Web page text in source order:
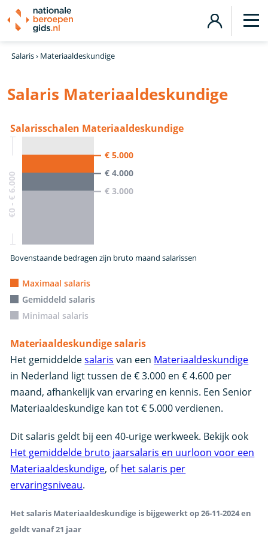
Salaris› Materiaaldeskundige
Salaris Materiaaldeskundige
Salarisschalen Materiaaldeskundige
€0 - € 6.000
€ 5.000
€ 4.000
€ 3.000
Bovenstaande bedragen zijn bruto maand salarissen
Maximaal salaris
Gemiddeld salaris
Minimaal salaris
Materiaaldeskundige salaris
Het gemiddeldesalaris van een Materiaaldeskundige
in Nederland ligt tussen de € 3.000 en € 4.600 per
maand, afhankelijk van ervaring en kennis. Een Senior
Materiaaldeskundige kan tot € 5.000 verdienen.
Dit salaris geldt bij een 40-urige werkweek. Bekijk ook
Het gemiddelde bruto jaarsalaris en uurloon voor een
Materiaaldeskundige, ofhet salaris per
ervaringsniveau.
Het salaris Materiaaldeskundige is bijgewerkt op 26-11-2024 en
geldt vanaf 21 jaar